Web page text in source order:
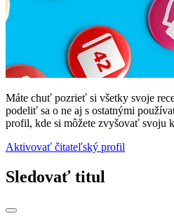
Máte chuť pozrieť si všetky svoje
podeliť sa o ne aj s ostatnými
profil, kde si môžete zvyšovať svoju
Aktivovať čitateľský profil
Sledovať titul